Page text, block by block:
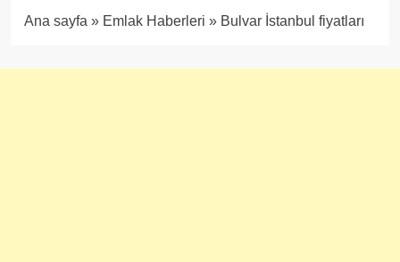
Ana sayfa » Emlak Haberleri » Bulvar İstanbul fiyatları